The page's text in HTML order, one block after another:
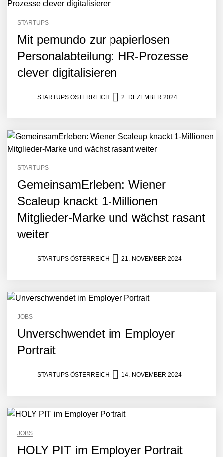
STARTUPS
Mit pemundo zur papierlosen
Personalabteilung: HR-Prozesse
clever digitalisieren
STARTUPS ÖSTERREICH 2. DEZEMBER 2024
STARTUPS
GemeinsamErleben: Wiener
Scaleup knackt 1-Millionen
Mitglieder-Marke und wächst rasant
weiter
STARTUPS ÖSTERREICH 21. NOVEMBER 2024
JOBS
Unverschwendet im Employer
Portrait
STARTUPS ÖSTERREICH 14. NOVEMBER 2024
JOBS
HOLY PIT im Employer Portrait